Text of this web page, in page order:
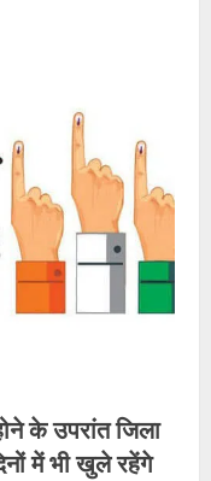
के उपरांत जिला
में भी खुले रहेंगे